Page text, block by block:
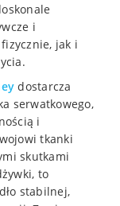
i
jak i
dostarcza
serwatkowego,
i
tkanki
skutkami
to
stabilnej,